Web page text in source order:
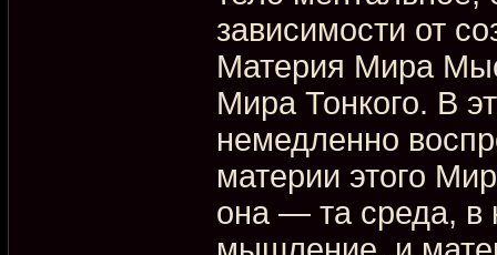
зависимости от
Материя Мира
Мира Тонкого. В
немедленно
материи этого
она — та среда, в